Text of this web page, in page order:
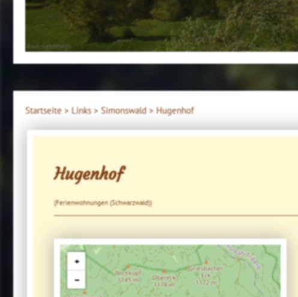
4ws-netdesign
Startseite > Links > Simonswald > Hugenhof
Hugenhof
(Ferienwohnungen (Schwarzwald))
+
−